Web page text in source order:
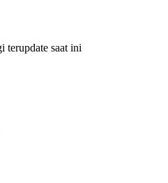
terupdate saat ini